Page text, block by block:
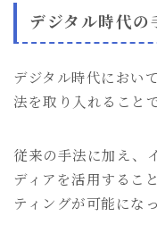
デジタル時代の
デジタル時代におい
法を取り入れること
従来の手法に加え、
ディアを活用するこ
ティングが可能にな